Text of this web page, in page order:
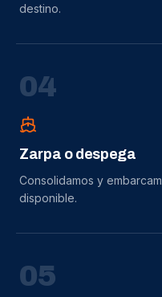
destino.
04
Zarpa o despega
Consolidamos y
disponible.
05